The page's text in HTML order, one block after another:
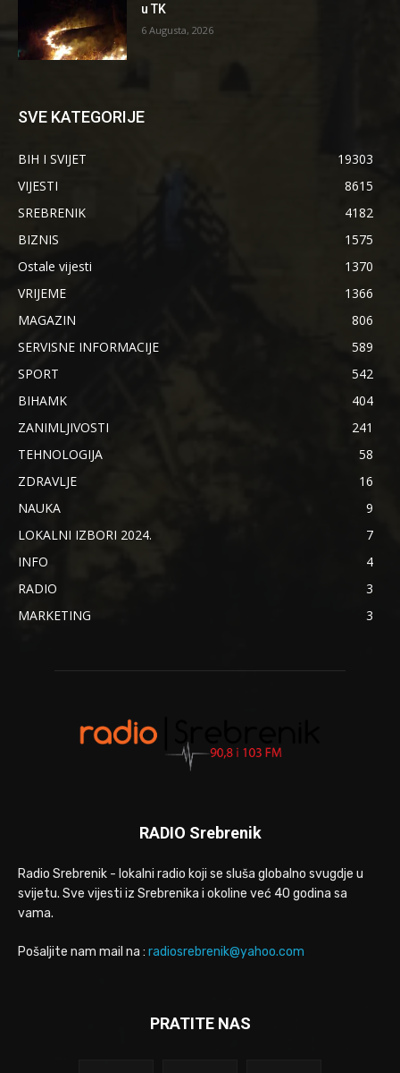
u TK
6 Augusta, 2026
SVE KATEGORIJE
BIH I SVIJET
19303
VIJESTI
8615
SREBRENIK
4182
BIZNIS
1575
Ostale vijesti
1370
VRIJEME
1366
MAGAZIN
806
SERVISNE INFORMACIJE
589
SPORT
542
BIHAMK
404
ZANIMLJIVOSTI
241
TEHNOLOGIJA
58
ZDRAVLJE
16
NAUKA
9
LOKALNI IZBORI 2024.
7
INFO
4
RADIO
3
MARKETING
3
RADIO Srebrenik
Radio Srebrenik - lokalni radio koji se sluša globalno svugdje u
svijetu. Sve vijesti iz Srebrenika i okoline već 40 godina sa
vama.
Pošaljite nam mail na : radiosrebrenik@yahoo.com
PRATITE NAS